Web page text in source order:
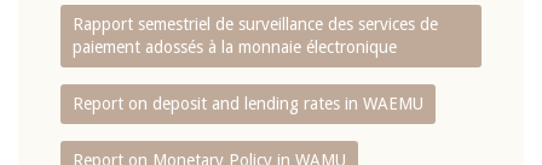
Rapport semestriel de surveillance des services de
paiement adossés à la monnaie électronique
Report on deposit and lending rates in WAEMU
Report on Monetary Policy in WAMU